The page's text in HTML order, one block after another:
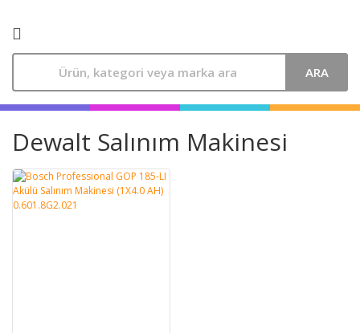
ARA
Dewalt Salınım Makinesi